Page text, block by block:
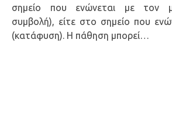
σημείο που ενώνεται με τον
συμβολή), είτε στο σημείο που
(κατάφυση). Η πάθηση μπορεί…